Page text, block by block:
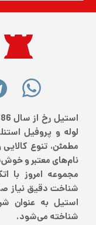
لوله و پروفیل
مطمئن، تنوع
نام‌های معتبر و
مجموعه امروز با
شناخت دقیق نیاز
استیل به عنوان
شناخته می‌شود.